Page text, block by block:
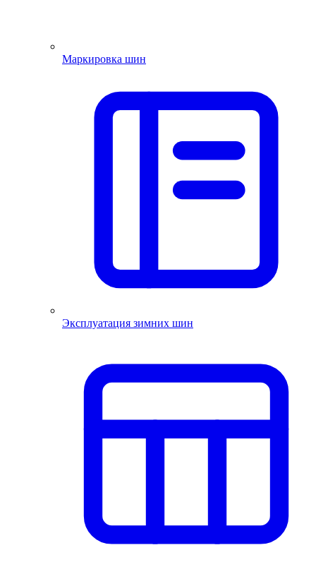
Маркировка шин
Эксплуатация зимних шин